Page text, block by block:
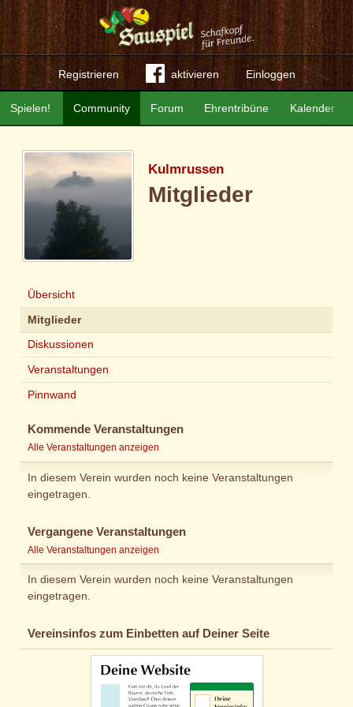
Registrieren aktivieren Einloggen
Community Forum Ehrentribüne Kalender
Spielen!
Kulmrussen
Mitglieder
Übersicht
Mitglieder
Diskussionen
Veranstaltungen
Pinnwand
Kommende Veranstaltungen
Alle Veranstaltungen anzeigen
In diesem Verein wurden noch keine Veranstaltungen
eingetragen.
Vergangene Veranstaltungen
Alle Veranstaltungen anzeigen
In diesem Verein wurden noch keine Veranstaltungen
eingetragen.
Vereinsinfos zum Einbetten auf Deiner Seite